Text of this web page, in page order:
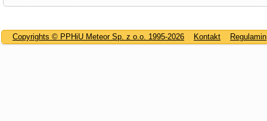
Copyrights © PPHiU Meteor Sp. z o.o. 1995-2026 Kontakt Regulamin